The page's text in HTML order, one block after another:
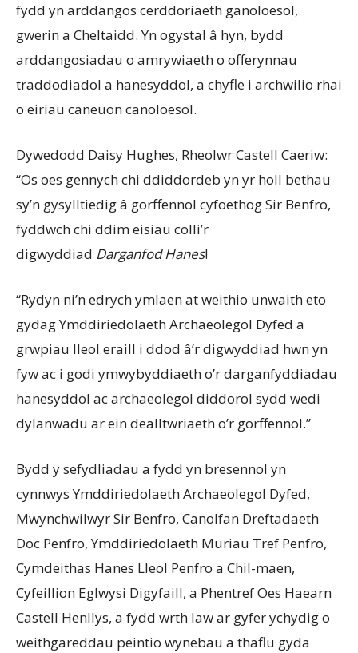
fydd yn arddangos cerddoriaeth ganoloesol,
gwerin a Cheltaidd. Yn ogystal â hyn, bydd
arddangosiadau o amrywiaeth o offerynnau
traddodiadol a hanesyddol, a chyfle i archwilio rhai
o eiriau caneuon canoloesol.
Dywedodd Daisy Hughes, Rheolwr Castell Caeriw:
“Os oes gennych chi ddiddordeb yn yr holl bethau
sy’n gysylltiedig â gorffennol cyfoethog Sir Benfro,
fyddwch chi ddim eisiau colli’r
digwyddiad Darganfod Hanes!
“Rydyn ni’n edrych ymlaen at weithio unwaith eto
gydag Ymddiriedolaeth Archaeolegol Dyfed a
grwpiau lleol eraill i ddod â’r digwyddiad hwn yn
fyw ac i godi ymwybyddiaeth o’r darganfyddiadau
hanesyddol ac archaeolegol diddorol sydd wedi
dylanwadu ar ein dealltwriaeth o’r gorffennol.”
Bydd y sefydliadau a fydd yn bresennol yn
cynnwys Ymddiriedolaeth Archaeolegol Dyfed,
Mwynchwilwyr Sir Benfro, Canolfan Dreftadaeth
Doc Penfro, Ymddiriedolaeth Muriau Tref Penfro,
Cymdeithas Hanes Lleol Penfro a Chil-maen,
Cyfeillion Eglwysi Digyfaill, a Phentref Oes Haearn
Castell Henllys, a fydd wrth law ar gyfer ychydig o
weithgareddau peintio wynebau a thaflu gyda